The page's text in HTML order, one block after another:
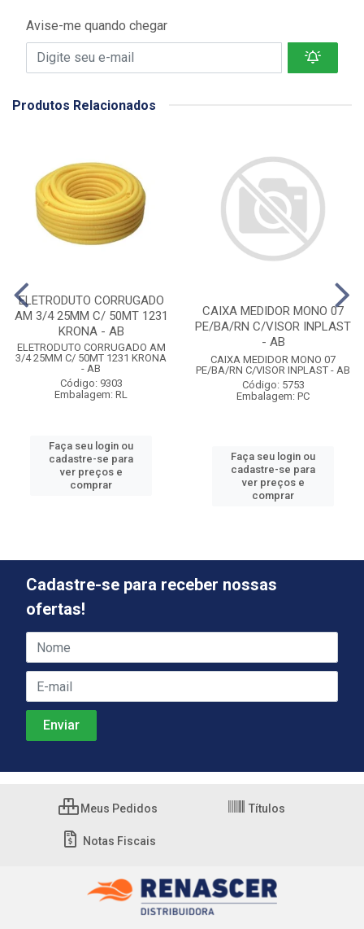
Avise-me quando chegar
Produtos Relacionados
ELETRODUTO CORRUGADO
AM 3/4 25MM C/ 50MT 1231
KRONA - AB
ELETRODUTO CORRUGADO AM
3/4 25MM C/ 50MT 1231 KRONA
- AB
Código: 9303
Embalagem: RL
Faça seu login ou
cadastre-se para
ver preços e
comprar
CAIXA MEDIDOR MONO 07
PE/BA/RN C/VISOR INPLAST
- AB
CAIXA MEDIDOR MONO 07
PE/BA/RN C/VISOR INPLAST - AB
Código: 5753
Embalagem: PC
Faça seu login ou
cadastre-se para
ver preços e
comprar
Cadastre-se para receber nossas
ofertas!
Meus Pedidos Títulos
Notas Fiscais